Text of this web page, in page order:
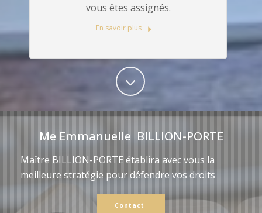
vous êtes assignés.
En savoir plus
Me Emmanuelle BILLION-PORTE
Maître BILLION-PORTE établira avec vous la
meilleure stratégie pour défendre vos droits
Contact